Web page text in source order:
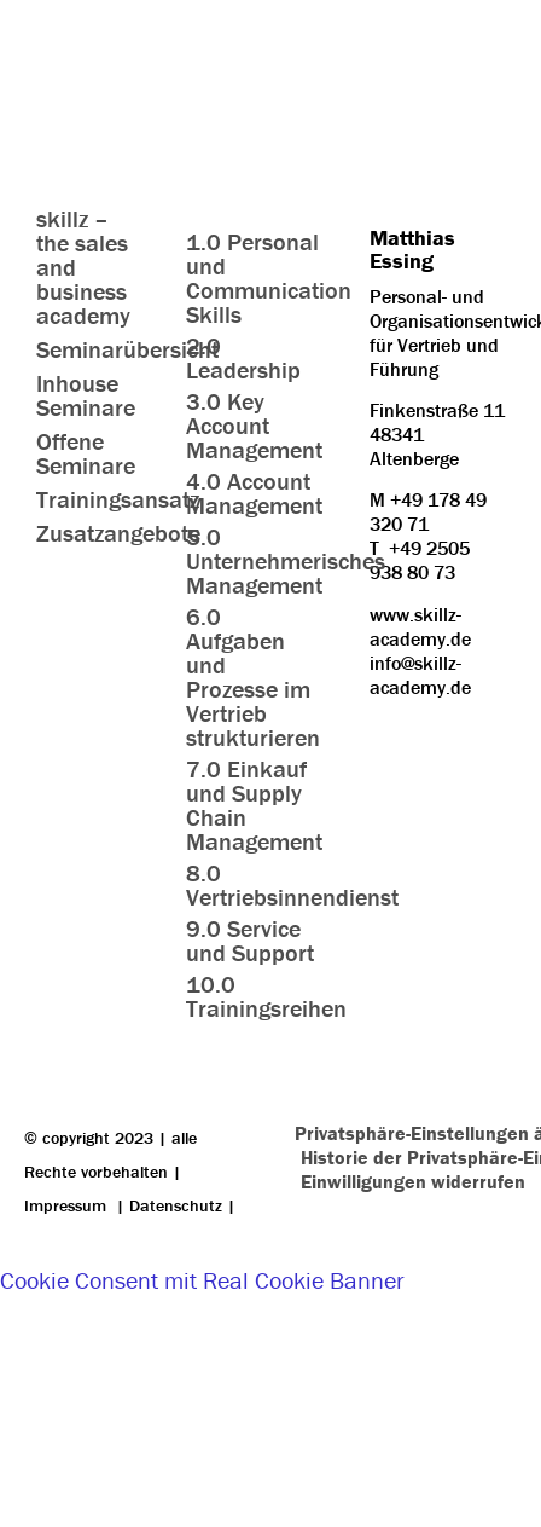
skillz –
the sales
and
business
academy
Seminarübersicht
Inhouse
Seminare
Offene
Seminare
Trainingsansatz
Zusatzangebote
1.0 Personal
und
Communication
Skills
2.0
Leadership
3.0 Key
Account
Management
4.0 Account
Management
5.0
Unternehmerisches
Management
6.0
Aufgaben
und
Prozesse im
Vertrieb
strukturieren
7.0 Einkauf
und Supply
Chain
Management
8.0
Vertriebsinnendienst
9.0 Service
und Support
10.0
Trainingsreihen
Matthias
Essing
Personal- und
für Vertrieb und
Führung
Finkenstraße 11
48341
Altenberge
M +49 178 49
320 71
T +49 2505
938 80 73
www.skillz-
academy.de
info@skillz-
academy.de
© copyright 2023 | alle
Rechte vorbehalten |
Impressum | Datenschutz |
Privatsphäre-Einstellungen
Historie der Privatsphäre-
Einwilligungen widerrufen
Cookie Consent mit Real Cookie Banner